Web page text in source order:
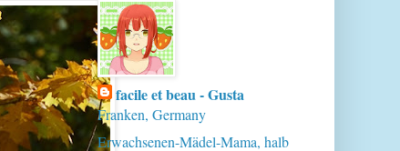
facile et beau - Gusta
Franken, Germany
Erwachsenen-Mädel-Mama, halb